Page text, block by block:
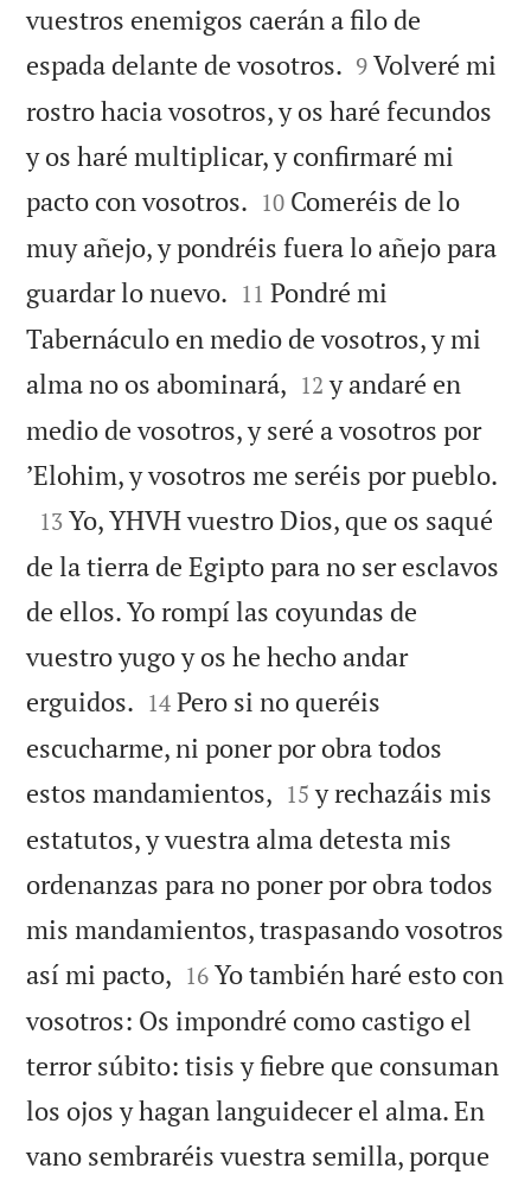
vuestros enemigos caerán a filo de
espada delante de vosotros. 

9 Volveré mi
rostro hacia vosotros, y os haré fecundos
y os haré multiplicar, y confirmaré mi
pacto con vosotros. 

10 Comeréis de lo
muy añejo, y pondréis fuera lo añejo para
guardar lo nuevo. 

11 Pondré mi
Tabernáculo en medio de vosotros, y mi
alma no os abominará, 

12 y andaré en
medio de vosotros, y seré a vosotros por
’Elohim, y vosotros me seréis por pueblo.

13 Yo, YHVH vuestro Dios, que os saqué
de la tierra de Egipto para no ser esclavos
de ellos. Yo rompí las coyundas de
vuestro yugo y os he hecho andar
erguidos. 

14 Pero si no queréis
escucharme, ni poner por obra todos
estos mandamientos, 

15 y rechazáis mis
estatutos, y vuestra alma detesta mis
ordenanzas para no poner por obra todos
mis mandamientos, traspasando vosotros
así mi pacto, 

16 Yo también haré esto con
vosotros: Os impondré como castigo el
terror súbito: tisis y fiebre que consuman
los ojos y hagan languidecer el alma. En
vano sembraréis vuestra semilla, porque